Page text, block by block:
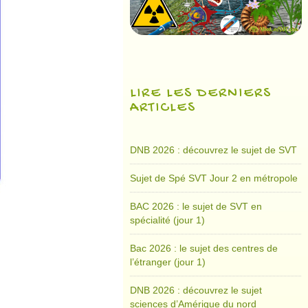
LIRE LES DERNIERS
ARTICLES
DNB 2026 : découvrez le sujet de SVT
Sujet de Spé SVT Jour 2 en métropole
BAC 2026 : le sujet de SVT en
spécialité (jour 1)
Bac 2026 : le sujet des centres de
l’étranger (jour 1)
DNB 2026 : découvrez le sujet
sciences d’Amérique du nord